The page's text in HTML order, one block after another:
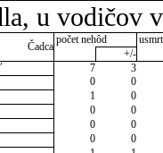
u vodičov
Čadca
počet nehôd
+/-
7
3
0
0
1
0
0
0
0
0
0
0